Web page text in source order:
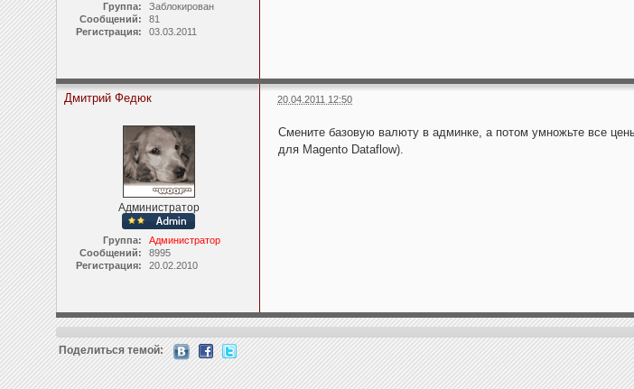
Группа:
Заблокирован
Сообщений:
81
Регистрация:
03.03.2011
Дмитрий Федюк
Администратор
Группа:
Администратор
Сообщений:
8995
Регистрация:
20.02.2010
20.04.2011 12:50
Смените базовую валюту в админке, а потом умножьте все
для Magento Dataflow).
Поделиться темой: